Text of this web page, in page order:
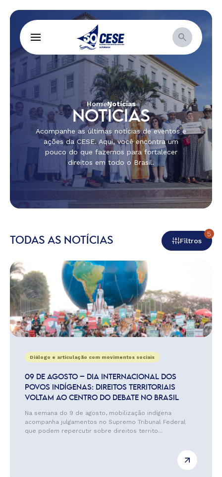
HomeNotícias
NOTÍCIAS
Acompanhe as últimas notícias de eventos e
ações da CESE. Aqui, você encontra um
pouco do que fazemos para fortalecer
direitos em todo o Brasil.
TODAS AS NOTÍCIAS Filtros
5
Diálogo e articulação com movimentos sociais
09 DE AGOSTO – DIA INTERNACIONAL DOS
POVOS INDÍGENAS: DIREITOS TERRITORIAIS
VOLTAM AO CENTRO DO DEBATE NO BRASIL
Na semana do 9 de agosto, mobilização indígena
acompanha julgamentos no Supremo Tribunal Federal
que podem repercutir sobre direitos territo...